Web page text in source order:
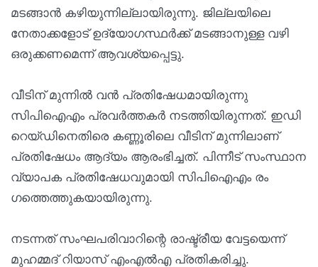
മടങ്ങാൻ കഴിയുന്നില്ലായിരുന്നു. ജില്ലയിലെ
നേതാക്കളോട് ഉദ്യോ​ഗസ്ഥർക്ക് മടങ്ങാനുള്ള വഴി
ഒരുക്കണമെന്ന് ആവശ്യപ്പെട്ടു.
വീടിന് മുന്നിൽ വൻ പ്രതിഷേധമായിരുന്നു
സിപിഐഎം പ്രവർത്തകർ നടത്തിയിരുന്നത്. ഇഡി
റെയ്ഡിനെതിരെ കണ്ണൂരിലെ വീടിന് മുന്നിലാണ്
പ്രതിഷേധം ആദ്യം ആരംഭിച്ചത്. പിന്നീട് സംസ്ഥാന
വ്യാപക പ്രതിഷേധവുമായി സിപിഐഎം രം​
ഗത്തെത്തുകയായിരുന്നു.
നടന്നത് സംഘപരിവാറിന്റെ രാഷ്ട്രീയ വേട്ടയെന്ന്
മുഹമ്മദ് റിയാസ് എംഎൽഎ പ്രതികരിച്ചു.